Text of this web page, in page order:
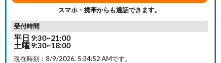
スマホ・携帯からも通話できます。
受付時間
平日 9:30~21:00
土曜 9:30~18:00
現在時刻： 8/9/2026, 5:34:53 AMです。